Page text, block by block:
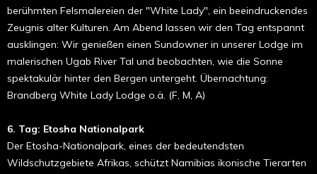
berühmten Felsmalereien der "White Lady", ein beeindruckendes
Zeugnis alter Kulturen. Am Abend lassen wir den Tag entspannt
ausklingen: Wir genießen einen Sundowner in unserer Lodge im
malerischen Ugab River Tal und beobachten, wie die Sonne
spektakulär hinter den Bergen untergeht. Übernachtung:
Brandberg White Lady Lodge o.ä. (F, M, A)
6. Tag: Etosha Nationalpark
Der Etosha-Nationalpark, eines der bedeutendsten
Wildschutzgebiete Afrikas, schützt Namibias ikonische Tierarten